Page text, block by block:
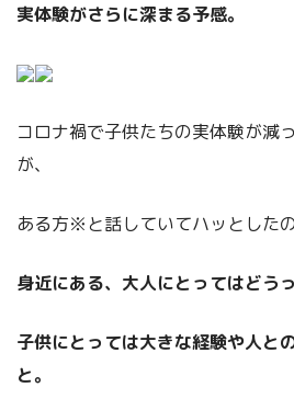
実体験がさらに深まる予感。
コロナ禍で子供たちの実体験が減
が、
ある方※と話していてハッとした
身近にある、大人にとってはどう
子供にとっては大きな経験や人と
と。